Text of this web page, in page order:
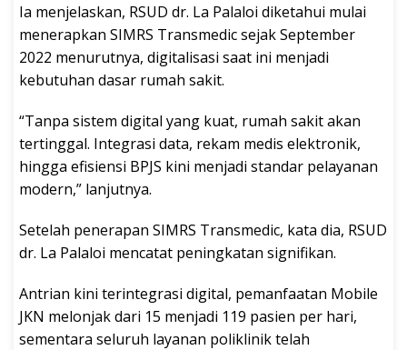
Ia menjelaskan, RSUD dr. La Palaloi diketahui mulai
menerapkan SIMRS Transmedic sejak September
2022 menurutnya, digitalisasi saat ini menjadi
kebutuhan dasar rumah sakit.
“Tanpa sistem digital yang kuat, rumah sakit akan
tertinggal. Integrasi data, rekam medis elektronik,
hingga efisiensi BPJS kini menjadi standar pelayanan
modern,” lanjutnya.
Setelah penerapan SIMRS Transmedic, kata dia, RSUD
dr. La Palaloi mencatat peningkatan signifikan.
Antrian kini terintegrasi digital, pemanfaatan Mobile
JKN melonjak dari 15 menjadi 119 pasien per hari,
sementara seluruh layanan poliklinik telah